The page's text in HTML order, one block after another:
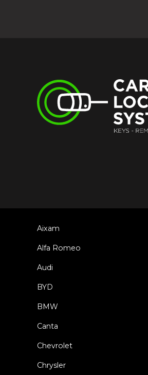
Aixam
Alfa Romeo
Audi
BYD
BMW
Canta
Chevrolet
Chrysler